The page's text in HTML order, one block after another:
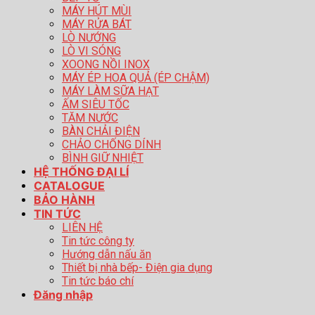
MÁY HÚT MÙI
MÁY RỬA BÁT
LÒ NƯỚNG
LÒ VI SÓNG
XOONG NỒI INOX
MÁY ÉP HOA QUẢ (ÉP CHẬM)
MÁY LÀM SỮA HẠT
ẤM SIÊU TỐC
TĂM NƯỚC
BÀN CHẢI ĐIỆN
CHẢO CHỐNG DÍNH
BÌNH GIỮ NHIỆT
HỆ THỐNG ĐẠI LÍ
CATALOGUE
BẢO HÀNH
TIN TỨC
LIÊN HỆ
Tin tức công ty
Hướng dẫn nấu ăn
Thiết bị nhà bếp- Điện gia dụng
Tin tức báo chí
Đăng nhập